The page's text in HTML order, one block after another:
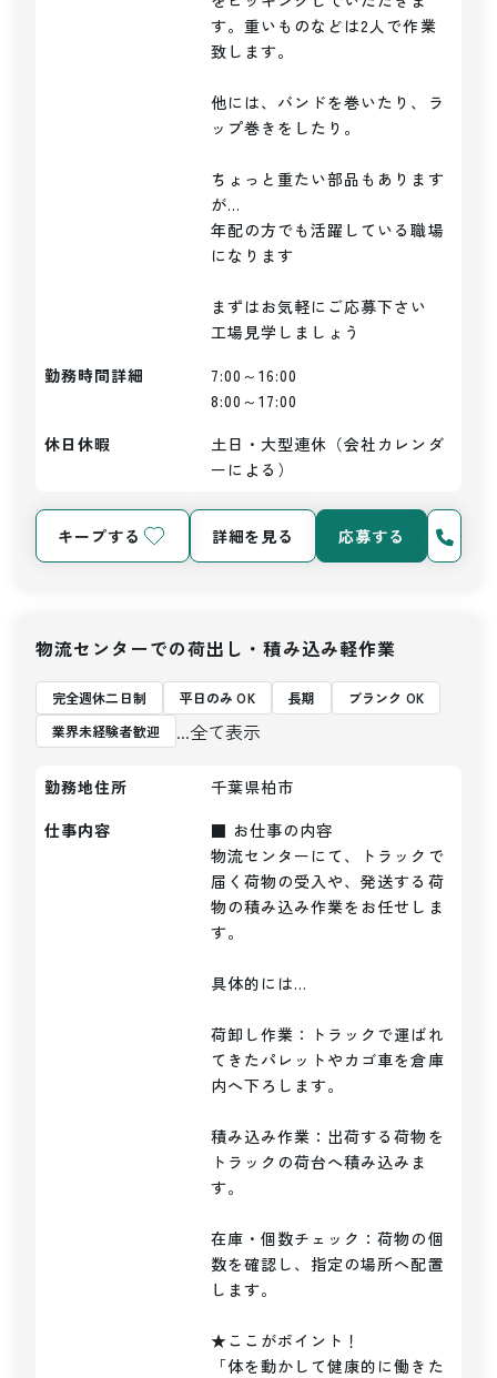
す。重いものなどは2人で作業
致します。
他には、バンドを巻いたり、ラ
ップ巻きをしたり。
ちょっと重たい部品もあります
が...
年配の方でも活躍している職場
になります
まずはお気軽にご応募下さい
勤務時間詳細
7:00～16:00
8:00～17:00
休日休暇
土日・大型連休（会社カレンダ
ーによる）
キープする 詳細を見る 応募する
物流センターでの荷出し・積み込み軽作業
完全週休二日制 平日のみ OK 長期
ブランク OK
業界未経験者歓迎
...全て表示
勤務地住所
千葉県柏市
仕事内容
■ お仕事の内容
物流センターにて、トラックで
届く荷物の受入や、発送する荷
物の積み込み作業をお任せしま
す。
具体的には…
荷卸し作業：トラックで運ばれ
てきたパレットやカゴ車を倉庫
内へ下ろします。
積み込み作業：出荷する荷物を
トラックの荷台へ積み込みま
す。
在庫・個数チェック：荷物の個
数を確認し、指定の場所へ配置
します。
★ここがポイント！
「体を動かして健康的に働きた